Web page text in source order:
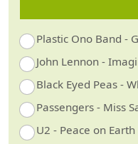
Plastic Ono Band -
John Lennon -
Black Eyed Peas -
Passengers - Miss
U2 - Peace on Earth